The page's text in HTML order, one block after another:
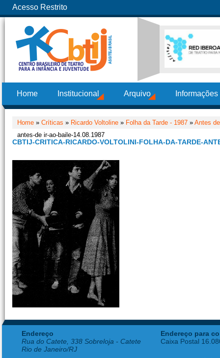
Acesso Restrito
Home Institucional Arquivo
Home » Críticas » Ricardo Voltoline » Folha da Tarde - 1987 » Antes
antes-de ir-ao-baile-14.08.1987
CBTIJ-CRITICA-RICARDO-VOLTOLINI-FOLHA-DA-TARDE-
Endereço
Rua do Catete, 338 Sobreloja - Catete
Rio de Janeiro/RJ
Endereço para
Caixa Postal